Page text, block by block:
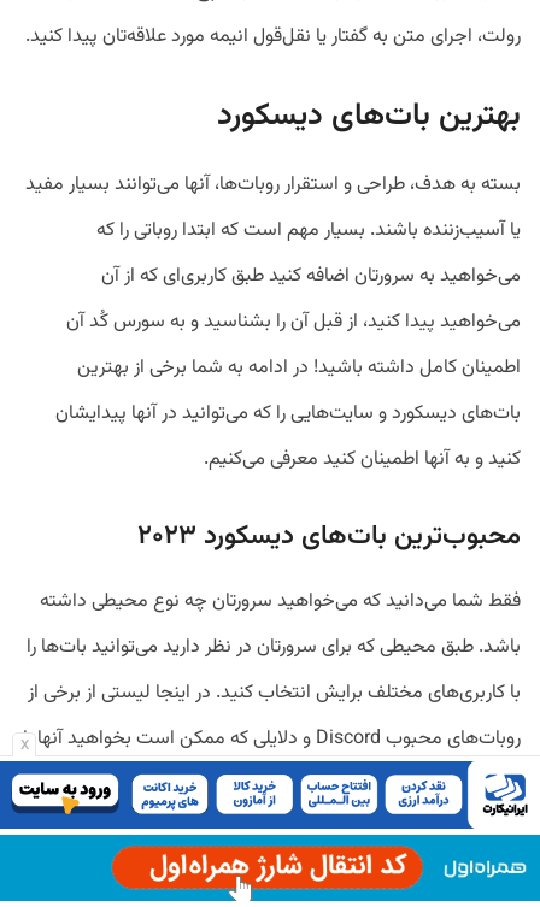
x
رولت، اجرای متن به گفتار یا نقل‌قول انیمه مورد علاقه‌تان پیدا کنید.
بهترین بات‌های دیسکورد
بسته به هدف، طراحی و استقرار روبات‌ها، آنها می‌توانند بسیار مفید
یا آسیب‌زننده باشند. بسیار مهم است که ابتدا روباتی را که
می‌خواهید به سرورتان اضافه کنید طبق کاربری‌ای که از آن
می‌خواهید پیدا کنید، از قبل آن را بشناسید و به سورس کُد آن
اطمینان کامل داشته باشید! در ادامه به شما برخی از بهترین
بات‌های دیسکورد و سایت‌هایی را که می‌توانید در آنها پیدایشان
کنید و به آنها اطمینان کنید معرفی می‌کنیم.
محبوب‌ترین بات‌های دیسکورد ۲۰۲۳
فقط شما می‌دانید که می‌خواهید سرورتان چه نوع محیطی داشته
باشد. طبق محیطی که برای سرورتان در نظر دارید می‌توانید بات‌ها را
با کاربری‌های مختلف برایش انتخاب کنید. در اینجا لیستی از برخی از
روبات‌های محبوب Discord و دلایلی که ممکن است بخواهید آنها را
اضافه کنید آورده شده است:
MEE6
: